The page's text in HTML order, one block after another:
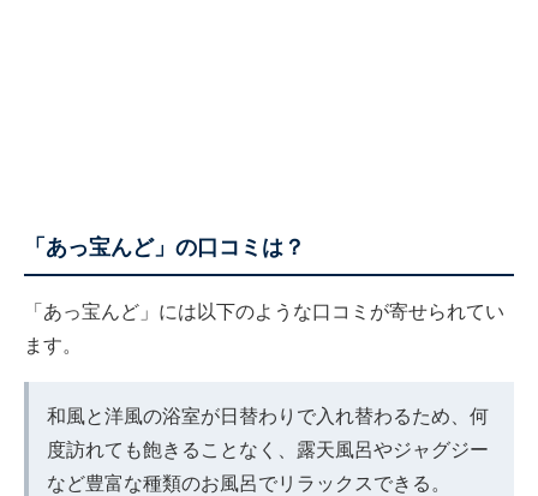
「あっ宝んど」の口コミは？
「あっ宝んど」には以下のような口コミが寄せられてい
ます。
和風と洋風の浴室が日替わりで入れ替わるため、何
度訪れても飽きることなく、露天風呂やジャグジー
など豊富な種類のお風呂でリラックスできる。